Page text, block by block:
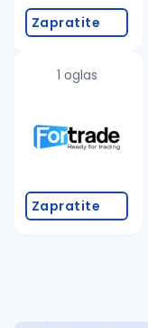
promenite
Zapratite
1 oglas
Zapratite